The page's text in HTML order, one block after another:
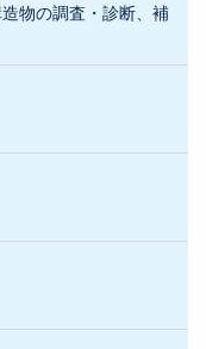
物の調査・診断、補